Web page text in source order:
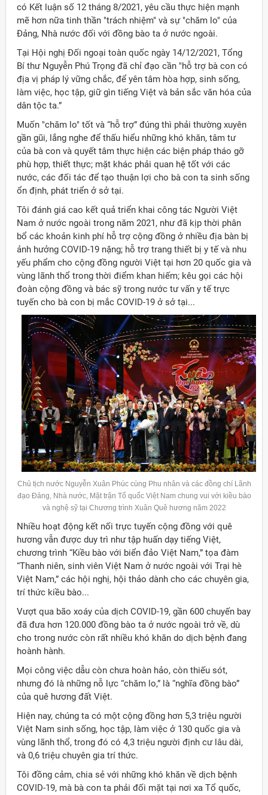
có Kết luận số 12 tháng 8/2021, yêu cầu thực hiện mạnh
mẽ hơn nữa tinh thần "trách nhiệm" và sự "chăm lo" của
Đảng, Nhà nước đối với đồng bào ta ở nước ngoài.
Tại Hội nghị Đối ngoại toàn quốc ngày 14/12/2021, Tổng
Bí thư Nguyễn Phú Trọng đã chỉ đạo cần "hỗ trợ bà con có
địa vị pháp lý vững chắc, để yên tâm hòa hợp, sinh sống,
làm việc, học tập, giữ gìn tiếng Việt và bản sắc văn hóa của
dân tộc ta.”
Muốn "chăm lo" tốt và “hỗ trợ” đúng thì phải thường xuyên
gần gũi, lắng nghe để thấu hiểu những khó khăn, tâm tư
của bà con và quyết tâm thực hiện các biện pháp tháo gỡ
phù hợp, thiết thực; mặt khác phải quan hệ tốt với các
nước, các đối tác để tạo thuận lợi cho bà con ta sinh sống
ổn định, phát triển ở sở tại.
Tôi đánh giá cao kết quả triển khai công tác Người Việt
Nam ở nước ngoài trong năm 2021, như đã kịp thời phân
bổ các khoản kinh phí hỗ trợ cộng đồng ở nhiều địa bàn bị
ảnh hưởng COVID-19 nặng; hỗ trợ trang thiết bị y tế và nhu
yếu phẩm cho cộng đồng người Việt tại hơn 20 quốc gia và
vùng lãnh thổ trong thời điểm khan hiếm; kêu gọi các hội
đoàn cộng đồng và bác sỹ trong nước tư vấn y tế trực
tuyến cho bà con bị mắc COVID-19 ở sở tại...
Chủ tịch nước Nguyễn Xuân Phúc cùng Phu nhân và các đồng chí Lãnh
đạo Đảng, Nhà nước, Mặt trận Tổ quốc Việt Nam chung vui với kiều bào
và nghệ sỹ tại Chương trình Xuân Quê hương năm 2022
Nhiều hoạt động kết nối trực tuyến cộng đồng với quê
hương vẫn được duy trì như tập huấn dạy tiếng Việt,
chương trình “Kiều bào với biển đảo Việt Nam,” tọa đàm
“Thanh niên, sinh viên Việt Nam ở nước ngoài với Trại hè
Việt Nam,” các hội nghị, hội thảo dành cho các chuyên gia,
trí thức kiều bào...
Vượt qua bão xoáy của dịch COVID-19, gần 600 chuyến bay
đã đưa hơn 120.000 đồng bào ta ở nước ngoài trở về, dù
cho trong nước còn rất nhiều khó khăn do dịch bệnh đang
hoành hành.
Mọi công việc dẫu còn chưa hoàn hảo, còn thiếu sót,
nhưng đó là những nỗ lực “chăm lo,” là “nghĩa đồng bào”
của quê hương đất Việt.
Hiện nay, chúng ta có một cộng đồng hơn 5,3 triệu người
Việt Nam sinh sống, học tập, làm việc ở 130 quốc gia và
vùng lãnh thổ, trong đó có 4,3 triệu người định cư lâu dài,
và 0,6 triệu chuyên gia trí thức.
Tôi đồng cảm, chia sẻ với những khó khăn về dịch bệnh
COVID-19, mà bà con ta phải đối mặt tại nơi xa Tổ quốc,